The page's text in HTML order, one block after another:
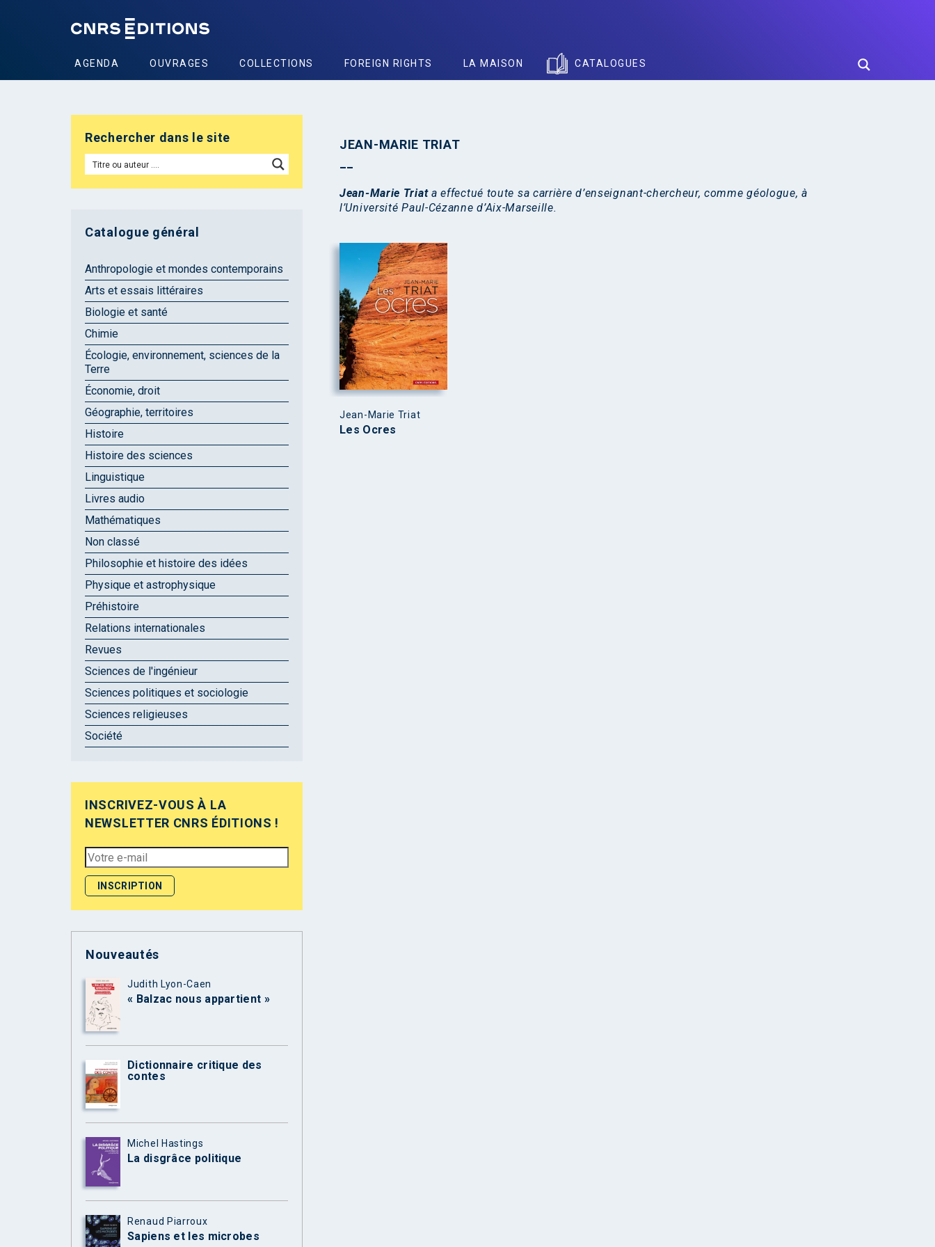
AGENDA OUVRAGES COLLECTIONS FOREIGN RIGHTS LA MAISON CATALOGUES
JEAN-MARIE TRIAT
Jean-Marie Triata effectué toute sa carrière d’enseignant-chercheur, comme géologue, à
l’Université Paul-Cézanne d’Aix-Marseille.
Jean-Marie Triat
Les Ocres
Rechercher dans le site
Catalogue général
Anthropologie et mondes contemporains
Arts et essais littéraires
Biologie et santé
Chimie
Écologie, environnement, sciences de la
Terre
Économie, droit
Géographie, territoires
Histoire
Histoire des sciences
Linguistique
Livres audio
Mathématiques
Non classé
Philosophie et histoire des idées
Physique et astrophysique
Préhistoire
Relations internationales
Revues
Sciences de l'ingénieur
Sciences politiques et sociologie
Sciences religieuses
Société
INSCRIVEZ-VOUS À LA
NEWSLETTER CNRS ÉDITIONS !
Nouveautés
Judith Lyon-Caen
« Balzac nous appartient »
Dictionnaire critique des
contes
Michel Hastings
La disgrâce politique
Renaud Piarroux
Sapiens et les microbes